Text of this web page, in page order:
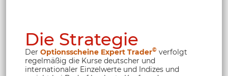
Die Strategie
Der Optionsscheine Expert Trader© verfolgt
regelmäßig die Kurse deutscher und
internationaler Einzelwerte und Indizes und